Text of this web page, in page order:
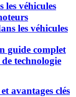
véhicules
les véhicules
guide complet
technologie
avantages clés